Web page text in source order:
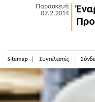
Παρασκευή
07.2.2014
Sitemap Συντελεστές